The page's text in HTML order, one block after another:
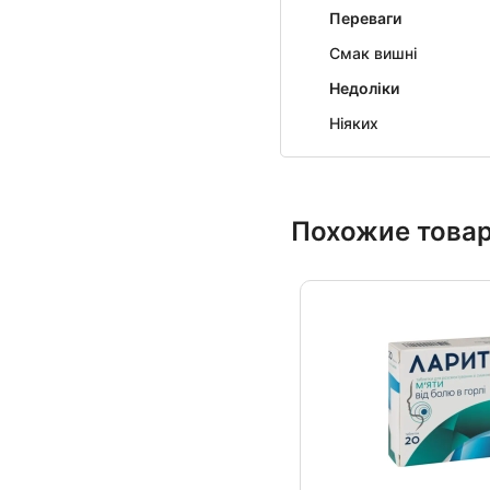
Переваги
Смак вишні
Недоліки
Ніяких
Похожие